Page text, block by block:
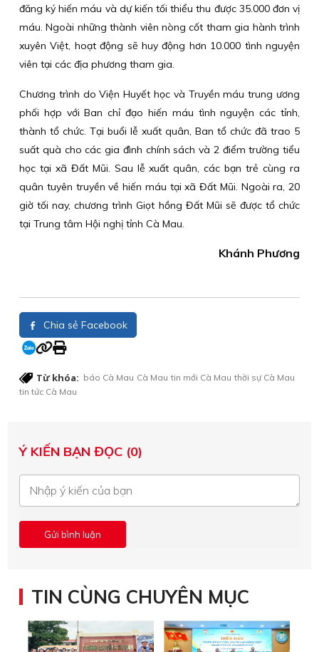
đăng ký hiến máu và dự kiến tối thiểu thu được 35.000 đơn vị
máu. Ngoài những thành viên nòng cốt tham gia hành trình
xuyên Việt, hoạt động sẽ huy động hơn 10.000 tình nguyện
viên tại các địa phương tham gia.
Chương trình do Viện Huyết học và Truyền máu trung ương
phối hợp với Ban chỉ đạo hiến máu tình nguyện các tỉnh,
thành tổ chức. Tại buổi lễ xuất quân, Ban tổ chức đã trao 5
suất quà cho các gia đình chính sách và 2 điểm trường tiểu
học tại xã Đất Mũi. Sau lễ xuất quân, các bạn trẻ cùng ra
quân tuyên truyền về hiến máu tại xã Đất Mũi. Ngoài ra, 20
giờ tối nay, chương trình Giọt hồng Đất Mũi sẽ được tổ chức
tại Trung tâm Hội nghị tỉnh Cà Mau.
Khánh Phương
Chia sẻ Facebook
Từ khóa: báo Cà Mau Cà Mau tin mới Cà Mau thời sự Cà Mau
tin tức Cà Mau
Ý KIẾN BẠN ĐỌC (0)
TIN CÙNG CHUYÊN MỤC